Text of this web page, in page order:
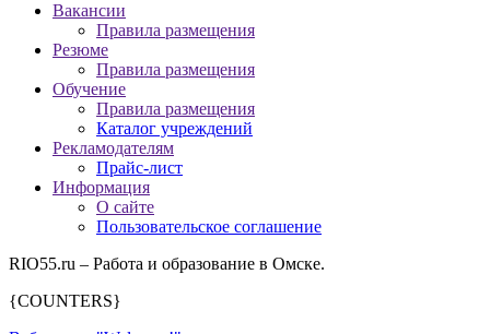
Вакансии
Правила размещения
Резюме
Правила размещения
Обучение
Правила размещения
Каталог учреждений
Рекламодателям
Прайс-лист
Информация
О сайте
Пользовательское соглашение
RIO55.ru – Работа и образование в Омске.
{COUNTERS}